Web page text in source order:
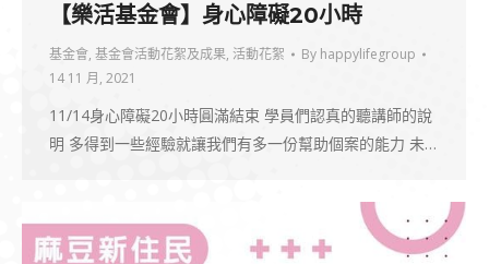
【樂活基金會】身心障礙20小時
基金會, 基金會活動花絮及成果, 活動花絮 By happylifegroup
14 11 月, 2021
11/14身心障礙20小時圓滿結束 學員們認真的聽講師的說
明 多得到一些經驗就讓我們有多一份幫助個案的能力 未…